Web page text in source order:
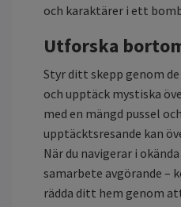
och karaktärer i ett
Utforska
Styr ditt skepp genom
och upptäck mystiska
med en mängd pussel
upptäcktsresande kan
När du navigerar i
samarbete avgörande –
rädda ditt hem genom